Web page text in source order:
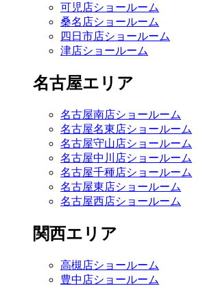
可児店ショールーム
桑名店ショールーム
四日市店ショールーム
津店ショールーム
名古屋エリア
名古屋南店ショールーム
名古屋名東店ショールーム
名古屋守山店ショールーム
名古屋中川店ショールーム
名古屋千種店ショールーム
名古屋東店ショールーム
名古屋西店ショールーム
関西エリア
高槻店ショールーム
豊中店ショールーム